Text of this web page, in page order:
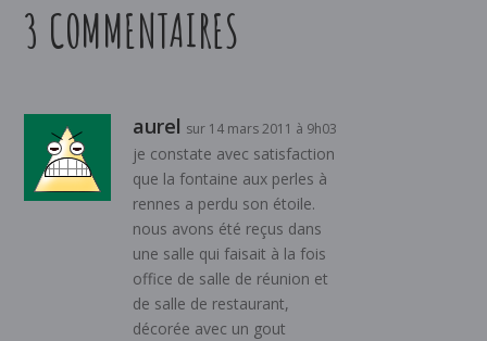
3 COMMENTAIRES
aurel sur 14 mars 2011 à 9h03
je constate avec satisfaction
que la fontaine aux perles à
rennes a perdu son étoile.
nous avons été reçus dans
une salle qui faisait à la fois
office de salle de réunion et
de salle de restaurant,
décorée avec un gout